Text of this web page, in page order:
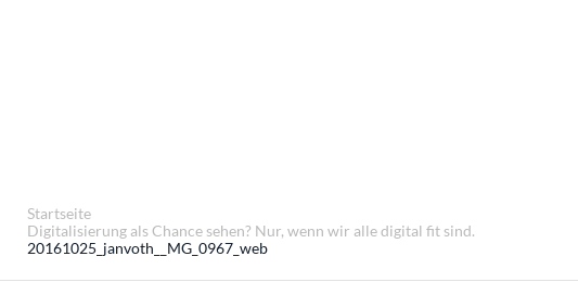
Startseite
Digitalisierung als Chance sehen? Nur, wenn wir alle digital fit sind.
20161025_janvoth__MG_0967_web